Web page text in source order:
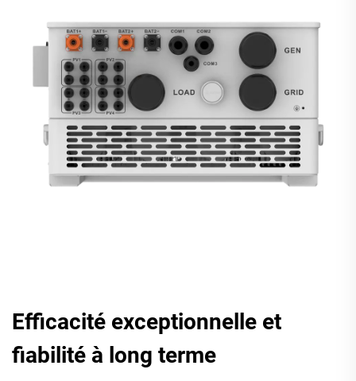
Efficacité exceptionnelle et
fiabilité à long terme